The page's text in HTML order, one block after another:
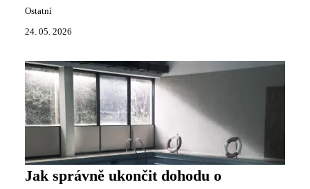
Ostatní
24. 05. 2026
Jak správně ukončit dohodu o